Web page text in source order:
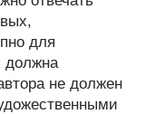
для
должна
не должен